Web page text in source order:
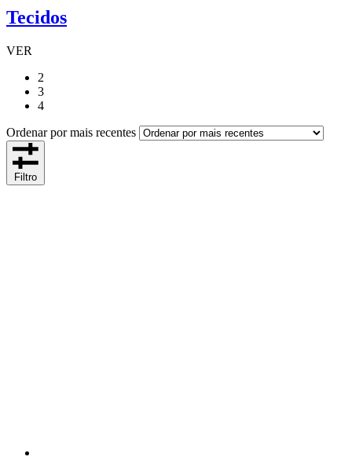
Tecidos
VER
2
3
4
Ordenar por mais recentes
Filtro